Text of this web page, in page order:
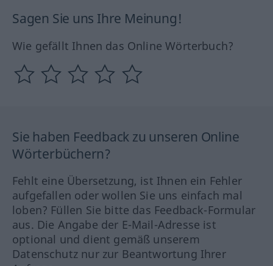
Sagen Sie uns Ihre Meinung!
Wie gefällt Ihnen das Online Wörterbuch?
Sie haben Feedback zu unseren Online
Wörterbüchern?
Fehlt eine Übersetzung, ist Ihnen ein Fehler
aufgefallen oder wollen Sie uns einfach mal
loben? Füllen Sie bitte das Feedback-Formular
aus. Die Angabe der E-Mail-Adresse ist
optional und dient gemäß unserem
Datenschutz nur zur Beantwortung Ihrer